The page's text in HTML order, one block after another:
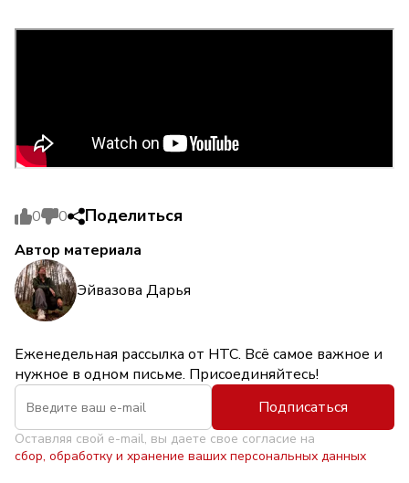
0 0 Поделиться
Автор материала
Эйвазова Дарья
Еженедельная рассылка от НТС. Всё самое важное и
нужное в одном письме. Присоединяйтесь!
Подписаться
Оставляя свой e-mail, вы даете свое согласие на
сбор, обработку и хранение ваших персональных данных